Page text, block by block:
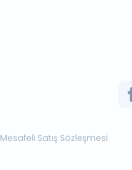
Mesafeli Satış Sözleşmesi